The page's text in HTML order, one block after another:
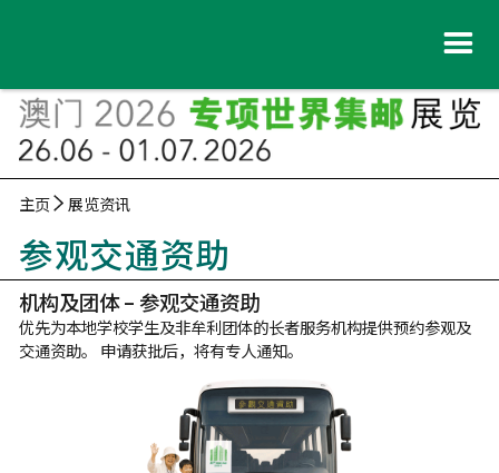
主页 展览资讯
参观交通资助
机构及团体 – 参观交通资助
优先为本地学校学生及非牟利团体的长者服务机构提供预约参观及
交通资助。 申请获批后，将有专人通知。